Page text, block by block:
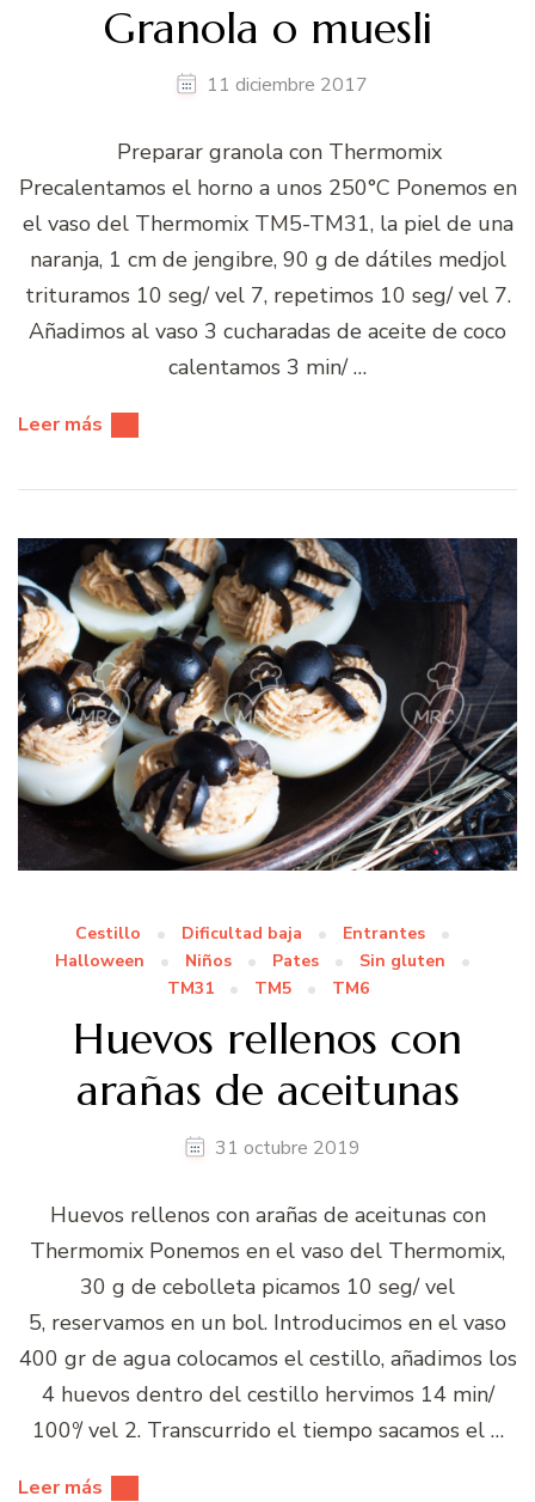
Granola o muesli
11 diciembre 2017
Preparar granola con Thermomix
Precalentamos el horno a unos 250°C Ponemos en
el vaso del Thermomix TM5-TM31, la piel de una
naranja, 1 cm de jengibre, 90 g de dátiles medjol
trituramos 10 seg/ vel 7, repetimos 10 seg/ vel 7.
Añadimos al vaso 3 cucharadas de aceite de coco
calentamos 3 min/ …
Leer más
Cestillo Dificultad baja
Entrantes
Halloween
Niños Pates
Sin gluten
TM31
TM5 TM6
Huevos rellenos con
arañas de aceitunas
31 octubre 2019
Huevos rellenos con arañas de aceitunas con
Thermomix Ponemos en el vaso del Thermomix,
30 g de cebolleta picamos 10 seg/ vel
5, reservamos en un bol. Introducimos en el vaso
400 gr de agua colocamos el cestillo, añadimos los
4 huevos dentro del cestillo hervimos 14 min/
100º/ vel 2. Transcurrido el tiempo sacamos el …
Leer más